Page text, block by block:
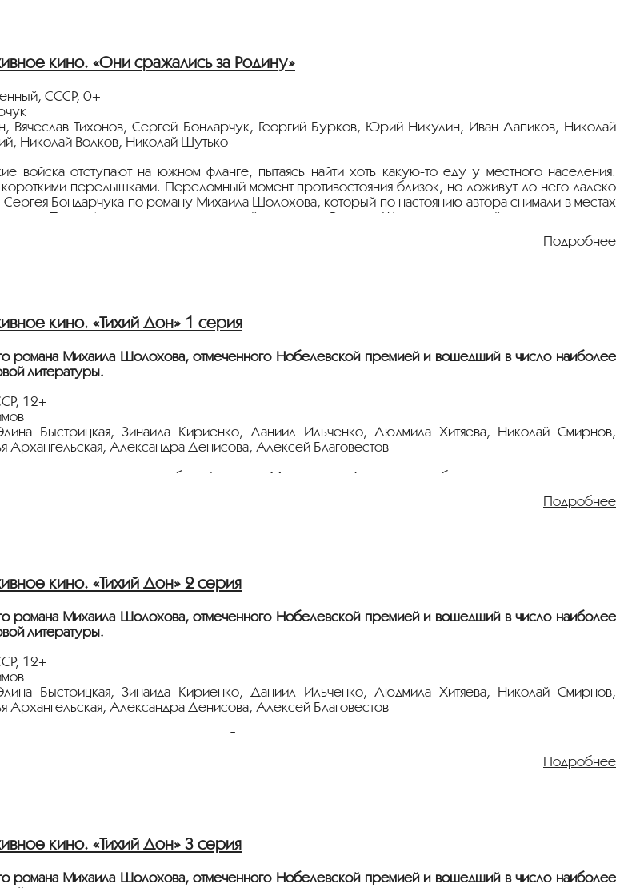
кино. «Они сражались за Родину»
СССР, 0+
Вячеслав Тихонов, Сергей Бондарчук, Георгий Бурков, Юрий Никулин, Иван Лапиков, Николай
Николай Волков, Николай Шутько
войска отступают на южном фланге, пытаясь найти хоть какую-то еду у местного населения.
передышками. Переломный момент противостояния близок, но доживут до него далеко
Бондарчука по роману Михаила Шолохова, который по настоянию автора снимали в местах
Петра Лопахина стала последней в карьере Василия Шукшина, который скончался во сне,
Подробнее
кино. «Тихий Дон» 1 серия
романа Михаила Шолохова, отмеченного Нобелевской премией и вошедший в число наиболее
литературы.
12+
Быстрицкая, Зинаида Кириенко, Даниил Ильченко, Людмила Хитяева, Николай Смирнов,
Архангельская, Александра Денисова, Алексей Благовестов
зарождается любовь Григория Мелехова и Аксиньи — любовь страстная и запретная,
Подробнее
кино. «Тихий Дон» 2 серия
романа Михаила Шолохова, отмеченного Нобелевской премией и вошедший в число наиболее
литературы.
12+
Быстрицкая, Зинаида Кириенко, Даниил Ильченко, Людмила Хитяева, Николай Смирнов,
Архангельская, Александра Денисова, Алексей Благовестов
кровь, смерть заставляют Григория задумываться о вещах, доселе его не тревоживших. :
Подробнее
кино. «Тихий Дон» 3 серия
романа Михаила Шолохова, отмеченного Нобелевской премией и вошедший в число наиболее